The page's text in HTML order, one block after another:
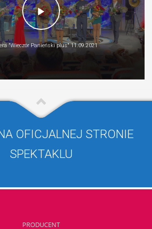
"Wieczór Panieński plus" 11.09.2021
OFICJALNEJ STRONIE
SPEKTAKLU
PRODUCENT